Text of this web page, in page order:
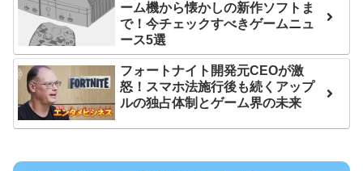
互RSS
ーム機から懐かしの新作ソフトま
で！今チェックすべきゲームニュ
ース5選
フォートナイト開発元CEOが激
怒！スマホ法施行後も続くアップ
ルの独占体制とゲーム界の未来